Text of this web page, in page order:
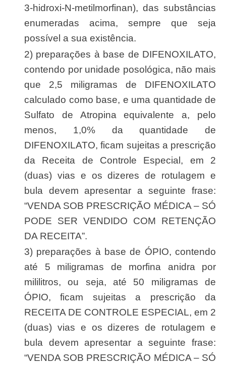
3-hidroxi-N-metilmorfinan), das substâncias
enumeradas acima, sempre que seja
possível a sua existência.
2) preparações à base de DIFENOXILATO,
contendo por unidade posológica, não mais
que 2,5 miligramas de DIFENOXILATO
calculado como base, e uma quantidade de
Sulfato de Atropina equivalente a, pelo
menos, 1,0% da quantidade de
DIFENOXILATO, ficam sujeitas a prescrição
da Receita de Controle Especial, em 2
(duas) vias e os dizeres de rotulagem e
bula devem apresentar a seguinte frase:
“VENDA SOB PRESCRIÇÃO MÉDICA – SÓ
PODE SER VENDIDO COM RETENÇÃO
DA RECEITA”.
3) preparações à base de ÓPIO, contendo
até 5 miligramas de morfina anidra por
mililitros, ou seja, até 50 miligramas de
ÓPIO, ficam sujeitas a prescrição da
RECEITA DE CONTROLE ESPECIAL, em 2
(duas) vias e os dizeres de rotulagem e
bula devem apresentar a seguinte frase:
“VENDA SOB PRESCRIÇÃO MÉDICA – SÓ